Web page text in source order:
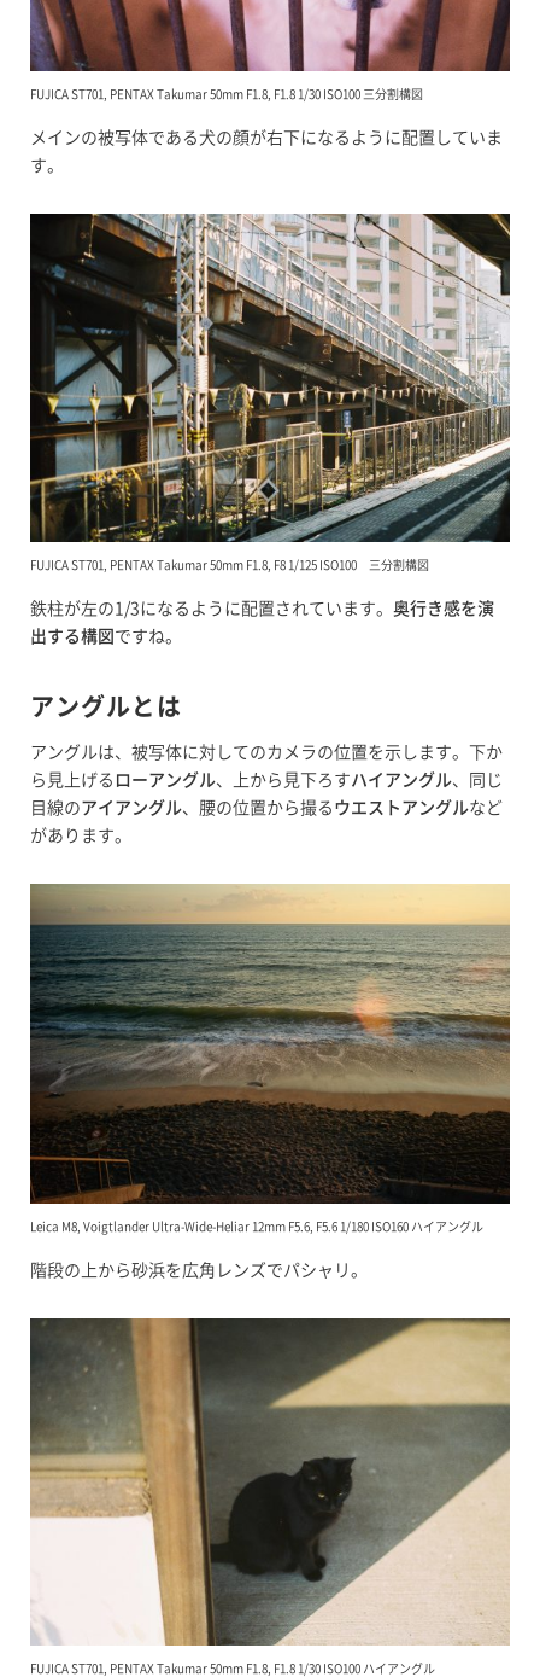
FUJICA ST701, PENTAX Takumar 50mm F1.8, F1.8 1/30 ISO100 三分割構図
メインの被写体である犬の顔が右下になるように配置していま
す。
FUJICA ST701, PENTAX Takumar 50mm F1.8, F8 1/125 ISO100 三分割構図
鉄柱が左の1/3になるように配置されています。 奥行き感を演
出する構図 ですね。
アングルとは
アングルは、被写体に対してのカメラの位置を示します。下か
ら見上げる ローアングル、上から見下ろす ハイアングル、同じ
目線のアイアングル、腰の位置から撮る ウエストアングルなど
があります。
Leica M8, Voigtlander Ultra-Wide-Heliar 12mm F5.6, F5.6 1/180 ISO160 ハイアングル
階段の上から砂浜を広角レンズでパシャリ。
FUJICA ST701, PENTAX Takumar 50mm F1.8, F1.8 1/30 ISO100 ハイアングル